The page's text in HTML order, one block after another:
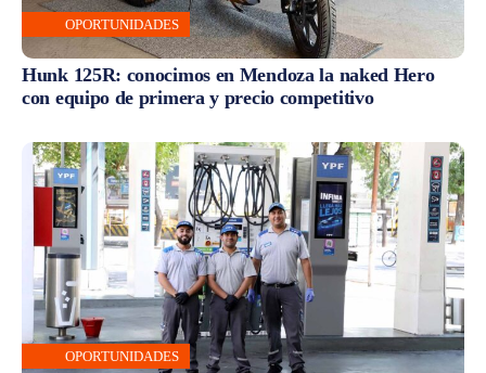
OPORTUNIDADES
Hunk 125R: conocimos en Mendoza la naked Hero
con equipo de primera y precio competitivo
OPORTUNIDADES